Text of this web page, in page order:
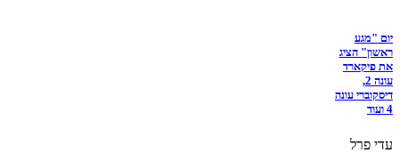
יום "מגע
ראשון" הציג
את פיקארד
עונה 2,
דיסקוברי עונה
4 ועוד
עדי פרל